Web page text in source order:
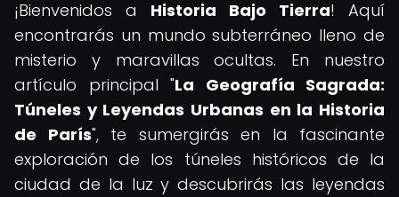
¡Bienvenidos a Historia Bajo Tierra! Aquí
encontrarás un mundo subterráneo lleno de
misterio y maravillas ocultas. En nuestro
artículo principal "La Geografía Sagrada:
Túneles y Leyendas Urbanas en la Historia
de París", te sumergirás en la fascinante
exploración de los túneles históricos de la
ciudad de la luz y descubrirás las leyendas